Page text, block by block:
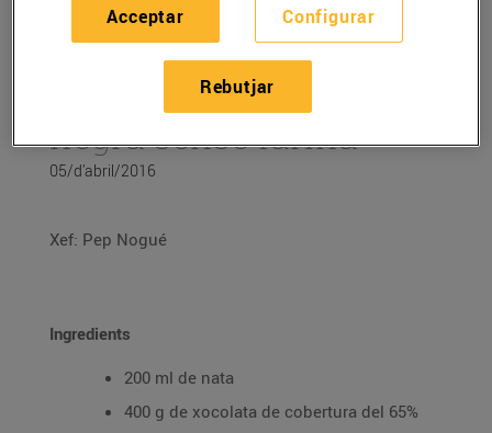
RECEPTES
Pessic de xocolata
negra sense farina
05/d’abril/2016
Xef: Pep Nogué
Ingredients
200 ml de nata
400 g de xocolata de cobertura del 65%
Configurar
Rebutjar
Acceptar